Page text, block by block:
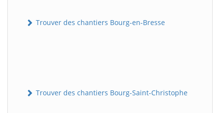
Trouver des chantiers Bourg-en-Bresse
Trouver des chantiers Bourg-Saint-Christophe